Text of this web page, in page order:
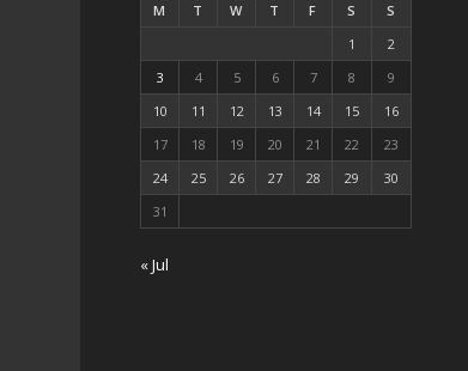
M T W T F S
S
1
2
3
4 5 6 7 8
9
10
11 12 13 14 15
16
17
18 19 20 21 22
23
24
25 26 27 28 29
30
31
« Jul